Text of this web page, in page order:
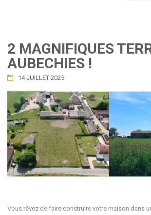
2 MAGNIFIQUES
AUBECHIES !
14 JUILLET 2025
Vous rêvez de faire construire votre maison dans